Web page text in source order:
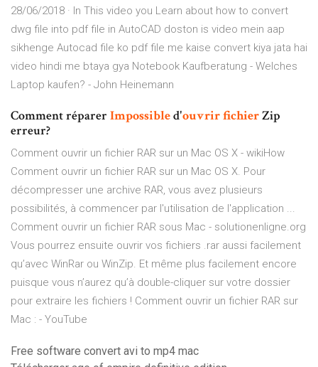
28/06/2018 · In This video you Learn about how to convert
dwg file into pdf file in AutoCAD doston is video mein aap
sikhenge Autocad file ko pdf file me kaise convert kiya jata hai
video hindi me btaya gya Notebook Kaufberatung - Welches
Laptop kaufen? - John Heinemann
Comment réparer Impossibled'ouvrirfichierZip
erreur?
Comment ouvrir un fichier RAR sur un Mac OS X - wikiHow
Comment ouvrir un fichier RAR sur un Mac OS X. Pour
décompresser une archive RAR, vous avez plusieurs
possibilités, à commencer par l'utilisation de l'application ...
Comment ouvrir un fichier RAR sous Mac - solutionenligne.org
Vous pourrez ensuite ouvrir vos fichiers .rar aussi facilement
qu’avec WinRar ou WinZip. Et même plus facilement encore
puisque vous n’aurez qu’à double-cliquer sur votre dossier
pour extraire les fichiers ! Comment ouvrir un fichier RAR sur
Mac : - YouTube
Free software convert avi to mp4 mac